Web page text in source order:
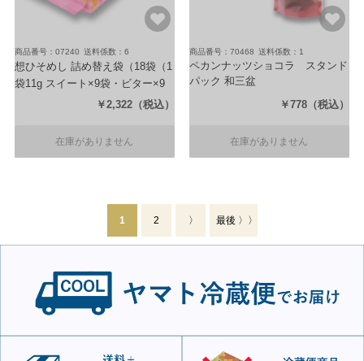
商品番号：07240 送料係数：6
想ひそめし 詰め替え袋 （18袋（1
袋11g スイート×9袋・ビター×9
￥2,322 （税込）
在庫がありません
商品番号：70468 送料係数：1
ペカンナッツショコラ スタンド
パック 和三盆
￥778 （税込）
在庫がありません
1 2 〉 最後 〉〉